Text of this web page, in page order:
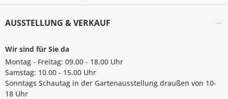
AUSSTELLUNG & VERKAUF
Wir sind für Sie da
Montag - Freitag: 09.00 - 18.00 Uhr
Samstag: 10.00 - 15.00 Uhr
Sonntags Schautag in der Gartenausstellung draußen von 10-
18 Uhr